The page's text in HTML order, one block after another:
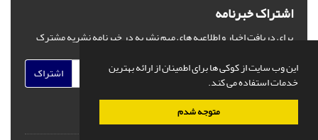
این وب سایت از کوکی ها برای اطمینان از ارائه بهترین
خدمات استفاده می کند.
متوجه شدم
اشتراک خبرنامه
برای دریافت اخبار و اطلاعیه های مهم نشریه در خبرنامه نشریه مشترک
اشتراک